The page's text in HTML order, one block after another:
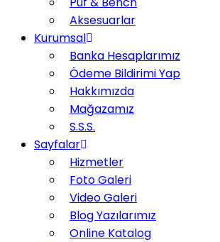
Aksesuarlar
Kurumsal
Banka Hesaplarımız
Ödeme Bildirimi Yap
Hakkımızda
Mağazamız
S.S.S.
Sayfalar
Hizmetler
Foto Galeri
Video Galeri
Blog Yazılarımız
Online Katalog